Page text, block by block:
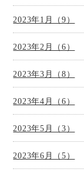
2023年1月（9）
2023年2月（6）
2023年3月（8）
2023年4月（6）
2023年5月（3）
2023年6月（5）